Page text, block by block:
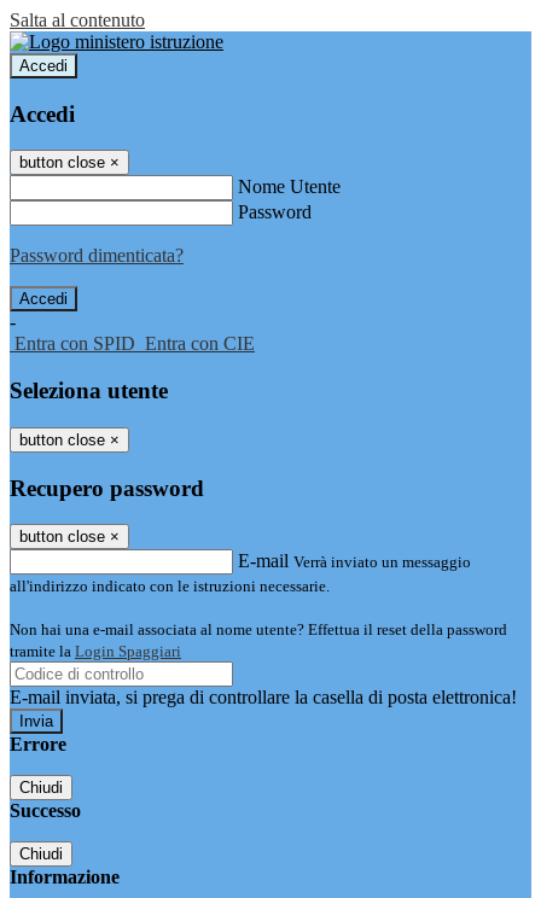
Salta al contenuto
Accedi
Accedi
button close ×
Nome Utente
Password
Password dimenticata?
-
Entra con SPID Entra con CIE
Seleziona utente
button close ×
Recupero password
button close ×
E-mail Verrà inviato un messaggio
all'indirizzo indicato con le istruzioni necessarie.
Non hai una e-mail associata al nome utente? Effettua il reset della password
tramite la Login Spaggiari
E-mail inviata, si prega di controllare la casella di posta elettronica!
Errore
Chiudi
Successo
Chiudi
Informazione